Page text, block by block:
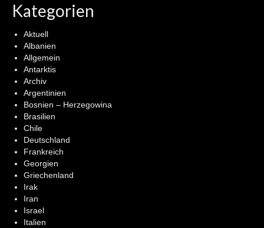
Kategorien
Aktuell
Albanien
Allgemein
Antarktis
Archiv
Argentinien
Bosnien – Herzegowina
Brasilien
Chile
Deutschland
Frankreich
Georgien
Griechenland
Irak
Iran
Israel
Italien